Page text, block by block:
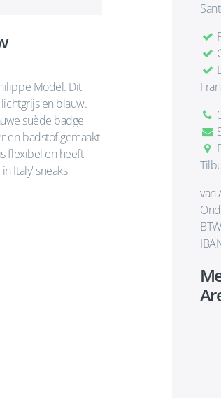
Model. Dit
en blauw.
suède badge
en badstof gemaakt
flexibel en heeft
Italy' sneaks
van